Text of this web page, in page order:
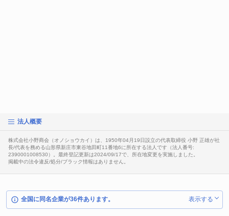
法人概要
株式会社小野商会（オノショウカイ）は、1950年04月19日設立の代表取締役 小野 正雄が社
長/代表を務める山形県新庄市東谷地田町11番地6に所在する法人です（法人番号:
2390001008530）。最終登記更新は2024/09/17で、所在地変更を実施しました。
掲載中の法令違反/処分/ブラック情報はありません。
全国に同名企業が36件あります。 表示する